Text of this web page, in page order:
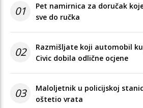
01
Pet namirnica za doručak
sve do ručka
02
Razmišljate koji automobil
Civic dobila odlične ocjene
03
Maloljetnik u policijskoj
oštetio vrata